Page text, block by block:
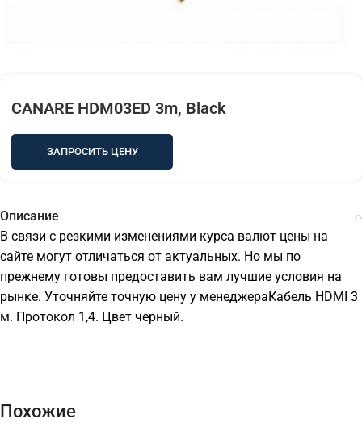
CANARE HDM03ED 3m, Black
ЗАПРОСИТЬ ЦЕНУ
Описание
В связи с резкими изменениями курса валют цены на
сайте могут отличаться от актуальных. Но мы по
прежнему готовы предоставить вам лучшие условия на
рынке. Уточняйте точную цену у менеджераКабель HDMI 3
м. Протокол 1,4. Цвет черный.
Похожие